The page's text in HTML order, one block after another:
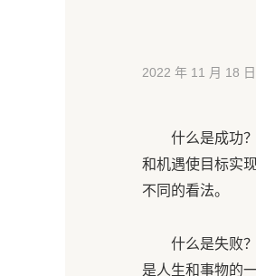
2022 年 11 月 18 日
什么是成功
和机遇使目标实
不同的看法。
什么是失败
是人生和事物的